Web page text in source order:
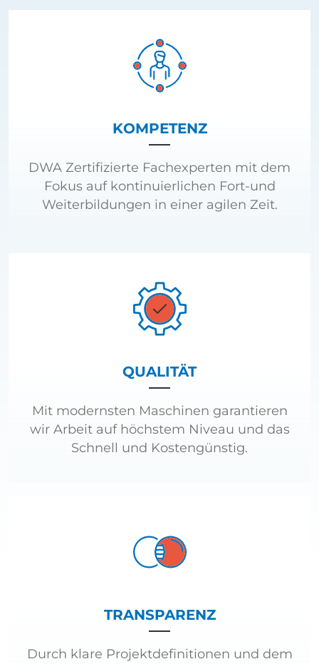
KOMPETENZ
DWA Zertifizierte Fachexperten mit dem
Fokus auf kontinuierlichen Fort-und
Weiterbildungen in einer agilen Zeit.
QUALITÄT
Mit modernsten Maschinen garantieren
wir Arbeit auf höchstem Niveau und das
Schnell und Kostengünstig.
TRANSPARENZ
Durch klare Projektdefinitionen und dem